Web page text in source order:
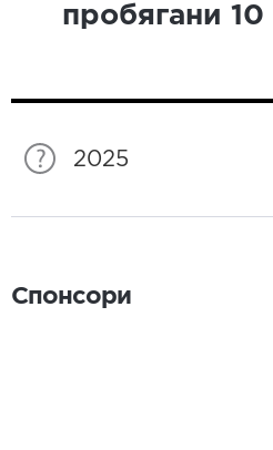
пробягани 10
2025
Спонсори